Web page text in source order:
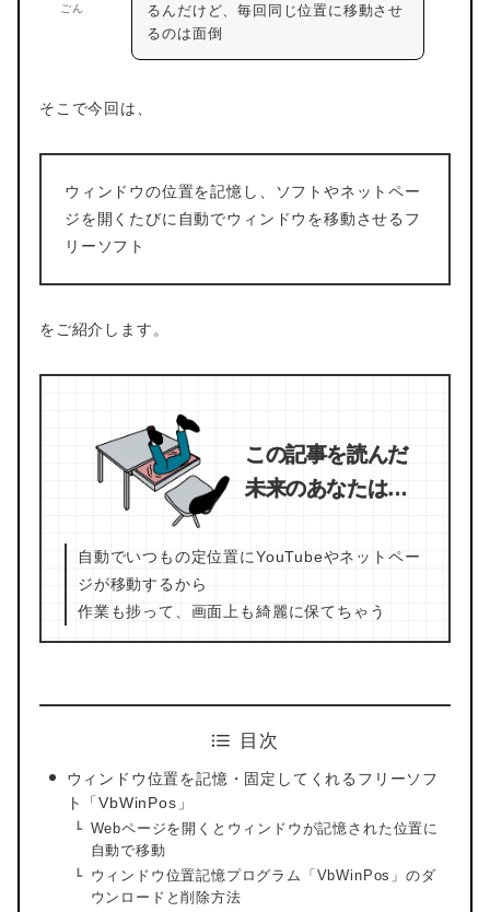
ごん
るんだけど、毎回同じ位置に移動させ
るのは面倒
そこで今回は、
ウィンドウの位置を記憶し、ソフトやネットペー
ジを開くたびに自動でウィンドウを移動させるフ
リーソフト
をご紹介します。
この記事を読んだ
未来のあなたは…
自動でいつもの定位置にYouTubeやネットペー
ジが移動するから
作業も捗って、画面上も綺麗に保てちゃう
目次
ウィンドウ位置を記憶・固定してくれるフリーソフ
ト「VbWinPos」
Webページを開くとウィンドウが記憶された位置に
自動で移動
ウィンドウ位置記憶プログラム「VbWinPos」のダ
ウンロードと削除方法